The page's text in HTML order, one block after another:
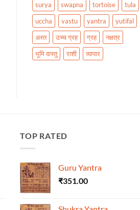
surya
swapna tortoise
tula
uccha
vastu yantra
yutifal
अस्त
उच्च ग्रह ग्रह
नक्षत्र
भूमि वास्तु
राशी व्यापार
TOP RATED
Guru Yantra
₹351.00